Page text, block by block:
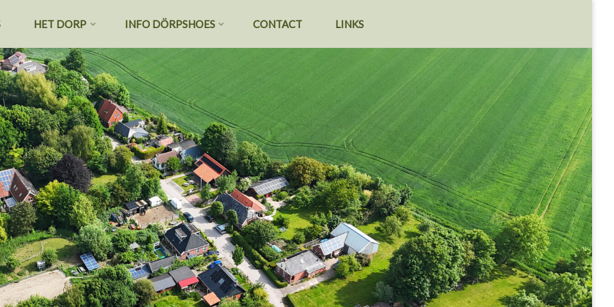
HET DORP INFO DÖRPSHOES CONTACT LINKS